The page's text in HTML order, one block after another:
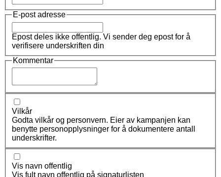
E-post adresse
Epost deles ikke offentlig. Vi sender deg epost for å
verifisere underskriften din
Kommentar
Vilkår
Godta vilkår og personvern. Eier av kampanjen kan
benytte personopplysninger for å dokumentere antall
underskrifter.
Vis navn offentlig
Vis fult navn offentlig på signaturlisten